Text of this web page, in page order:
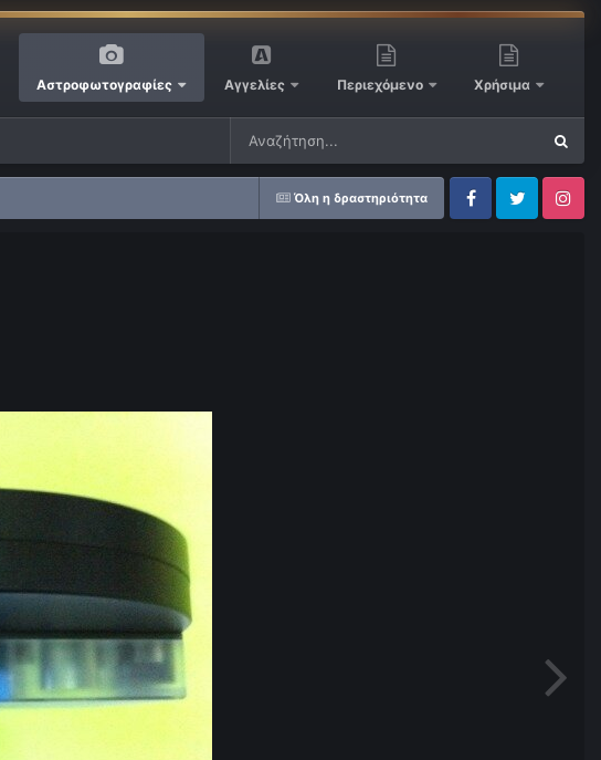
Αστροφωτογραφίες Αγγελίες Περιεχόμενο Χρήσιμα
Όλη η δραστηριότητα
FacebookTwitter Instagram